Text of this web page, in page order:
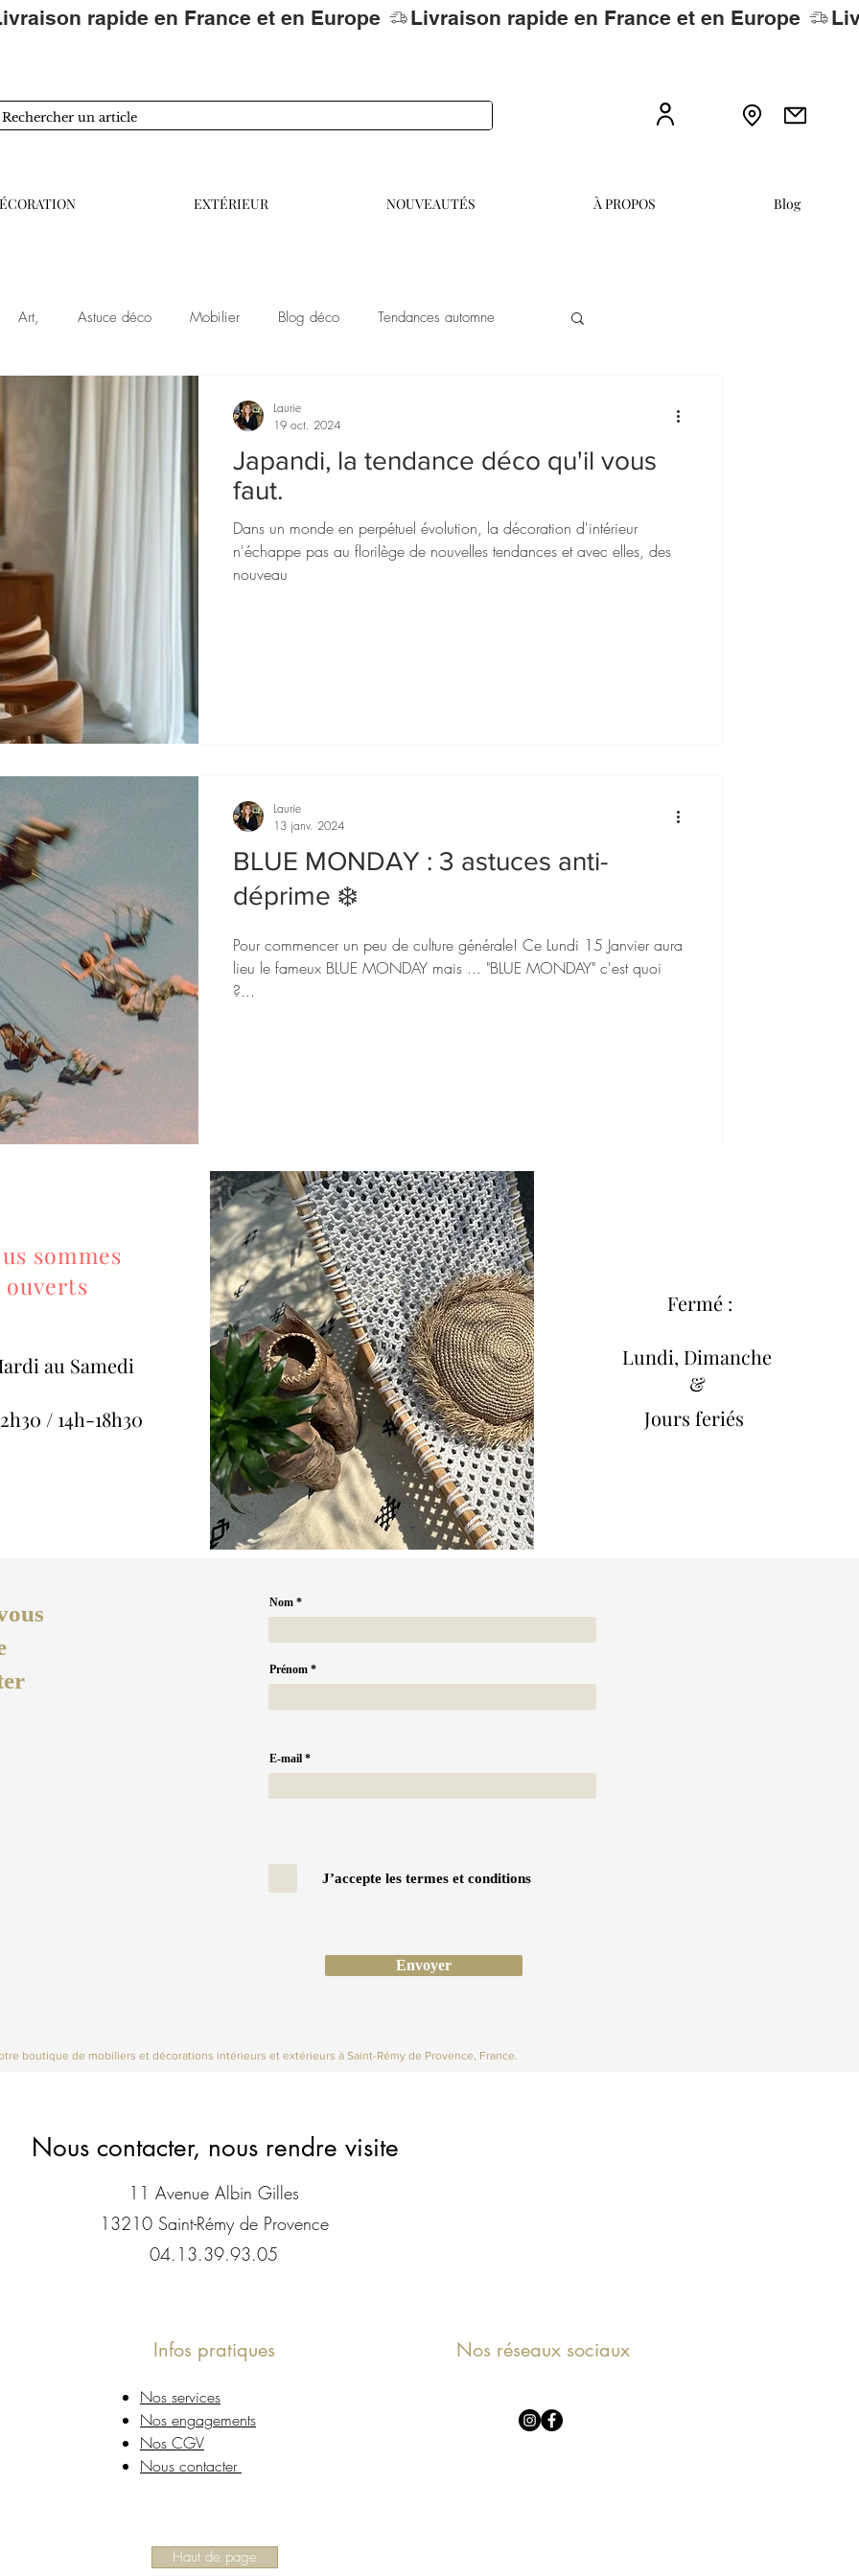
EXTÉRIEUR NOUVEAUTÉS À PROPOS Blog
Art, Astuce déco Mobilier Blog déco Tendances automne
Japandi, la tendance déco qu'il vous
faut.
Dans un monde en perpétuel évolution, la décoration d'intérieur
n'échappe pas au florilège de nouvelles tendances et avec elles, des
nouveau
Laurie
19 oct. 2024
BLUE MONDAY : 3 astuces anti-
déprime ❄️
Pour commencer un peu de culture générale! Ce Lundi 15 Janvier aura
lieu le fameux BLUE MONDAY mais ... "BLUE MONDAY" c'est quoi
?...
Laurie
13 janv. 2024
sommes
ouverts
au Samedi
/ 14h-18h30
Fermé :
Lundi, Dimanche
&
Jours feriés
Nom
Prénom
E-mail
J’accepte les termes et conditions
Envoyer
boutique de mobiliers et décorations intérieurs et extérieurs à Saint-Rémy de Provence, France.
Nous contacter, nous rendre visite
11 Avenue Albin Gilles
13210 Saint-Rémy de Provence
04.13.39.93.05
Infos pratiques
Nos services
Nos engagements
Nos CGV
Nous contacter
Nos réseaux sociaux
Haut de page